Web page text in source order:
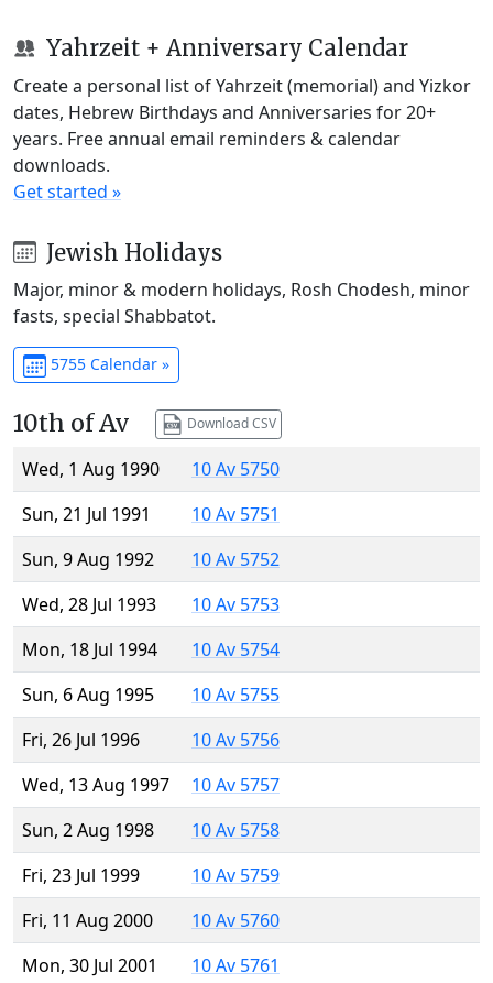
Yahrzeit + Anniversary Calendar
Create a personal list of Yahrzeit (memorial) and Yizkor
dates, Hebrew Birthdays and Anniversaries for 20+
years. Free annual email reminders & calendar
downloads.
Get started »
Jewish Holidays
Major, minor & modern holidays, Rosh Chodesh, minor
fasts, special Shabbatot.
5755 Calendar »
10th of Av Download CSV
Wed, 1 Aug 1990
10 Av 5750
Sun, 21 Jul 1991
10 Av 5751
Sun, 9 Aug 1992
10 Av 5752
Wed, 28 Jul 1993
10 Av 5753
Mon, 18 Jul 1994
10 Av 5754
Sun, 6 Aug 1995
10 Av 5755
Fri, 26 Jul 1996
10 Av 5756
Wed, 13 Aug 1997
10 Av 5757
Sun, 2 Aug 1998
10 Av 5758
Fri, 23 Jul 1999
10 Av 5759
Fri, 11 Aug 2000
10 Av 5760
Mon, 30 Jul 2001
10 Av 5761